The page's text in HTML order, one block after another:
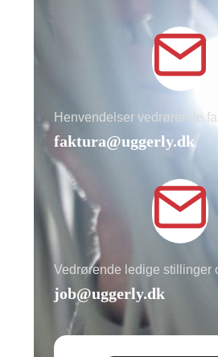
Henvendelser vedrørende
faktura@uggerly.dk
Vedrørende ledige stillinger
job@uggerly.dk